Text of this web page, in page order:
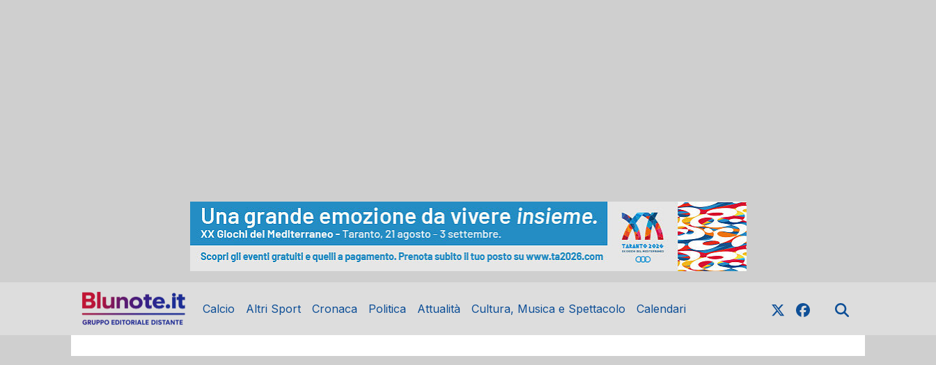
Calcio Altri Sport Cronaca Politica Attualità Cultura, Musica e Spettacolo Calendari